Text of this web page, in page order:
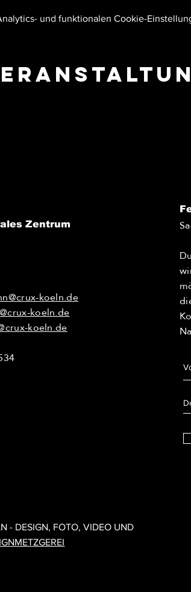
und funktionalen Cookie-
Zentrum
koeln.de
koeln.de
koeln.de
- DESIGN, FOTO, VIDEO UND